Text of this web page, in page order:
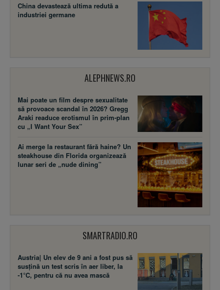
China devastează ultima redută a
industriei germane
ALEPHNEWS.RO
Mai poate un film despre sexualitate
să provoace scandal în 2026? Gregg
Araki readuce erotismul în prim-plan
cu „I Want Your Sex”
Ai merge la restaurant fără haine? Un
steakhouse din Florida organizează
lunar seri de „nude dining”
SMARTRADIO.RO
Austria| Un elev de 9 ani a fost pus să
susţină un test scris în aer liber, la
-1°C, pentru că nu avea mască